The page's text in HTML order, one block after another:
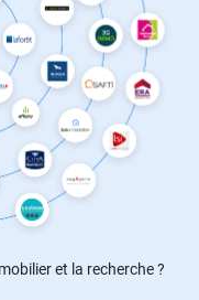
et la recherche ?